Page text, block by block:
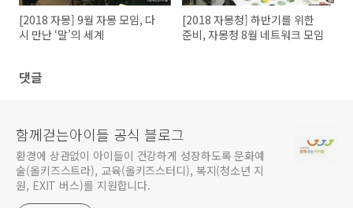
[2018 자몽] 9월 자몽 모임, 다
시 만난 ‘말’의 세계
[2018 자몽청] 하반기를 위한
준비, 자몽청 8월 네트워크 모임
댓글
함께걷는아이들 공식 블로그
환경에 상관없이 아이들이 건강하게 성장하도록 문화예
술(올키즈스트라), 교육(올키즈스터디), 복지(청소년 지
원, EXIT 버스)를 지원합니다.